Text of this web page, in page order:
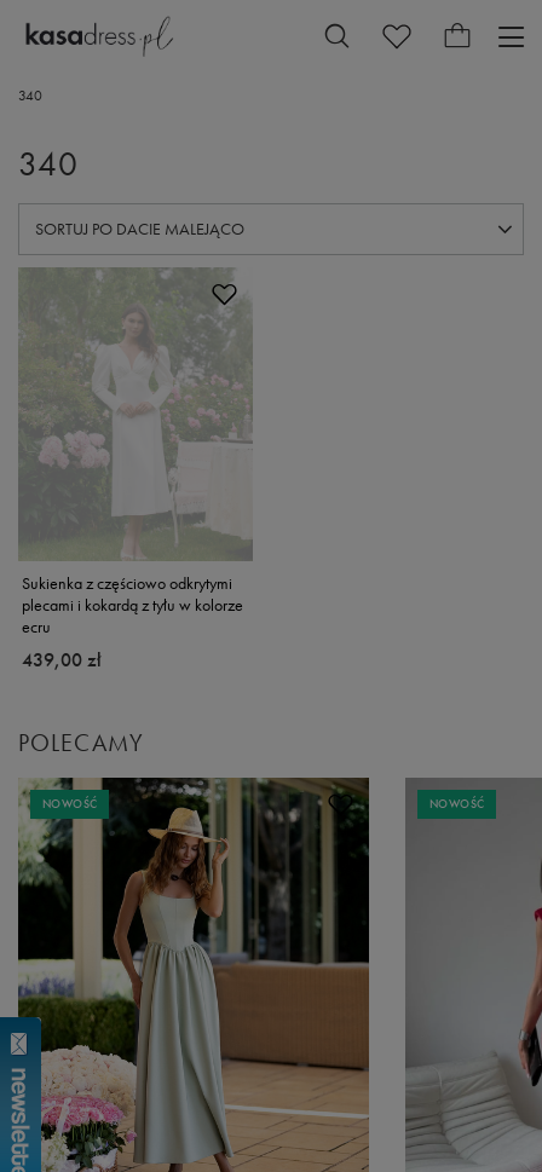
340
340
ZMIEŃ SORTOWANIE
SORTUJ PO DACIE MALEJĄCO
Sukienka z częściowo odkrytymi
plecami i kokardą z tyłu w kolorze
ecru
439,00 zł
POLECAMY
NOWOŚĆ NOWOŚĆ